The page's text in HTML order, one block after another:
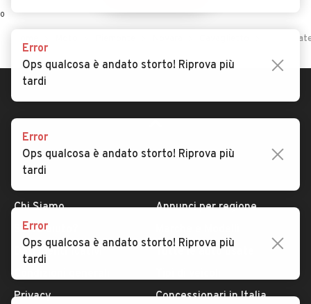
0
Moto
Chi Siamo
Serve aiuto?
Dati identificativi
Privacy
Annunci per regione
Tutte le auto usate
Concessionari in Italia
Error
Ops qualcosa è andato storto! Riprova più
tardi
Error
Ops qualcosa è andato storto! Riprova più
tardi
Error
Ops qualcosa è andato storto! Riprova più
tardi